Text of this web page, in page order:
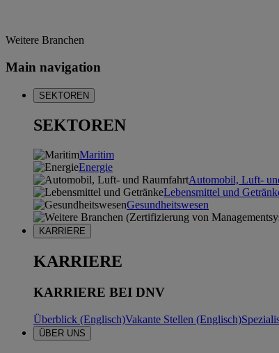
Weitere Branchen
Main navigation
SEKTOREN
SEKTOREN
Maritim
Energie
Automobil, Luft-
Lebensmittel und
Gesundheitswesen
KARRIERE
KARRIERE
KARRIERE BEI DNV
Überblick (Englisch)Vakante Stellen (Englisch)
ÜBER UNS